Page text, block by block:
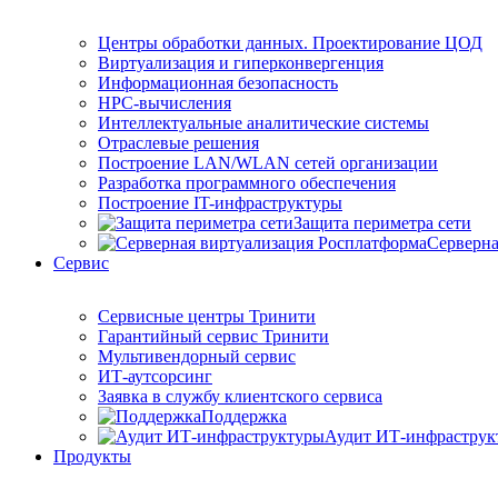
Центры обработки данных. Проектирование ЦОД
Виртуализация и гиперконвергенция
Информационная безопасность
HPC-вычисления
Интеллектуальные аналитические системы
Отраслевые решения
Построение LAN/WLAN сетей организации
Разработка программного обеспечения
Построение IT-инфраструктуры
Защита периметра сети
Сервис
Сервисные центры Тринити
Гарантийный сервис Тринити
Мультивендорный сервис
ИТ-аутсорсинг
Заявка в службу клиентского сервиса
Поддержка
Аудит ИТ-
Продукты